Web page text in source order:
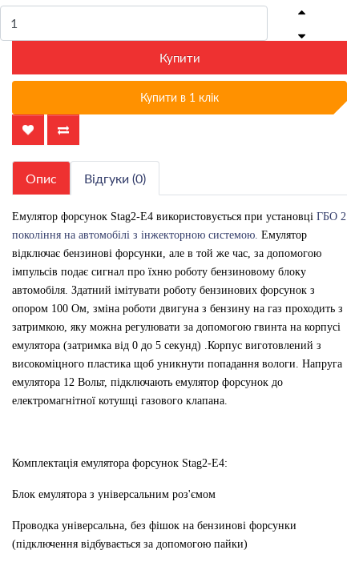
Купити
Купити в 1 клік
Опис Відгуки (0)
Емулятор форсунок Stag2-E4 використовується при установці ГБО 2
покоління на автомобілі з інжекторною системою. Емулятор
відключає бензинові форсунки, але в той же час, за допомогою
імпульсів подає сигнал про їхню роботу бензиновому блоку
автомобіля. Здатний імітувати роботу бензинових форсунок з
опором 100 Ом, зміна роботи двигуна з бензину на газ проходить з
затримкою, яку можна регулювати за допомогою гвинта на корпусі
емулятора (затримка від 0 до 5 секунд) .Корпус виготовлений з
високоміцного пластика щоб уникнути попадання вологи. Напруга
емулятора 12 Вольт, підключають емулятор форсунок до
електромагнітної котушці газового клапана.
Комплектація емулятора форсунок Stag2-E4:
Блок емулятора з універсальним роз'ємом
Проводка універсальна, без фішок на бензинові форсунки
(підключення відбувається за допомогою пайки)